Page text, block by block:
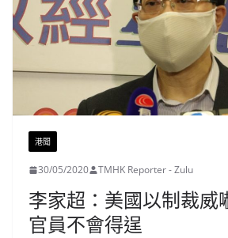
港聞
30/05/2020 TMHK Reporter - Zulu
李家超：美國以制裁威
官員不會得逞